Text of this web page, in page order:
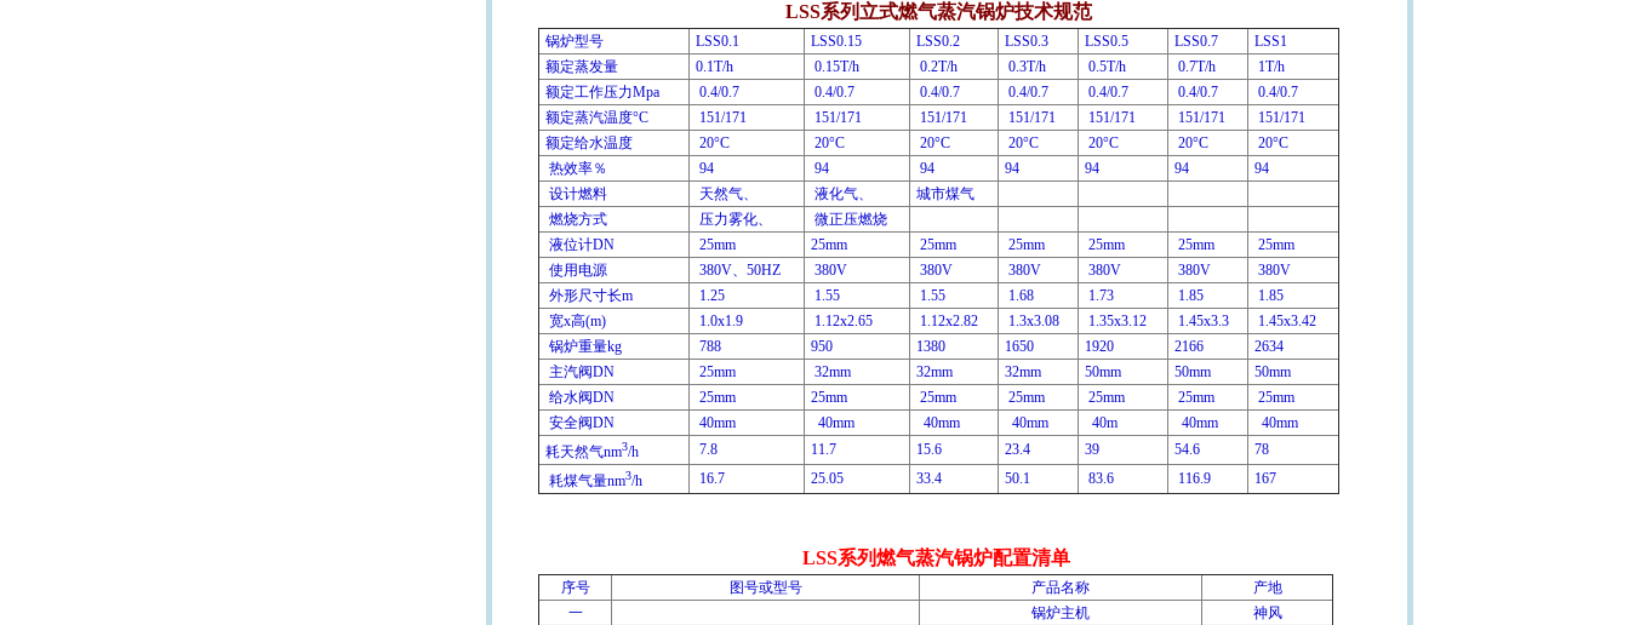
LSS系列立式燃气蒸汽锅炉技术规范
锅炉型号 LSS0.1 LSS0.15 LSS0.2 LSS0.3 LSS0.5 LSS0.7
LSS1
额定蒸发量
0.1T/h 0.15T/h 0.2T/h 0.3T/h 0.5T/h 0.7T/h
1T/h
额定工作压力Mpa
0.4/0.7 0.4/0.7 0.4/0.7 0.4/0.7 0.4/0.7 0.4/0.7
0.4/0.7
额定蒸汽温度°C
151/171 151/171 151/171 151/171 151/171 151/171
151/171
额定给水温度
20°C 20°C 20°C 20°C 20°C 20°C
20°C
热效率％
94 94 94 94 94 94
94
设计燃料
天然气、 液化气、
城市煤气
燃烧方式
压力雾化、
微正压燃烧
液位计DN
25mm 25mm 25mm 25mm 25mm 25mm
25mm
使用电源
380V、50HZ 380V 380V 380V 380V 380V
380V
外形尺寸长m
1.25 1.55 1.55 1.68 1.73 1.85
1.85
宽x高(m)
1.0x1.9 1.12x2.65 1.12x2.82 1.3x3.08 1.35x3.12 1.45x3.3
1.45x3.42
锅炉重量kg
788 950 1380 1650 1920 2166
2634
主汽阀DN
25mm 32mm 32mm 32mm 50mm 50mm
50mm
给水阀DN
25mm 25mm 25mm 25mm 25mm 25mm
25mm
安全阀DN
40mm 40mm 40mm 40mm 40m 40mm
40mm
耗天然气nm3/h 7.8 11.7 15.6 23.4 39 54.6
78
耗煤气量nm3/h 16.7 25.05 33.4 50.1 83.6 116.9 167
LSS系列燃气蒸汽锅炉配置清单
序号 图号或型号 产品名称
产地
一
锅炉主机
神风